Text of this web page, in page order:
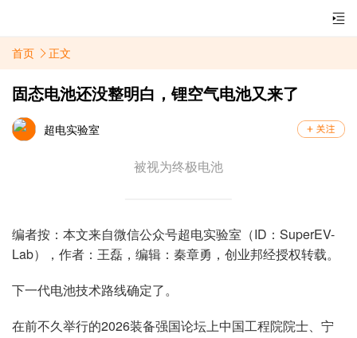
首页 正文
固态电池还没整明白，锂空气电池又来了
超电实验室
被视为终极电池
编者按：本文来自微信公众号超电实验室（ID ： SuperEV-
Lab），作者：王磊，编辑：秦章勇，创业邦经授权转载。
下一代电池技术路线确定了。
在前不久举行的2026装备强国论坛上中国工程院院士、宁